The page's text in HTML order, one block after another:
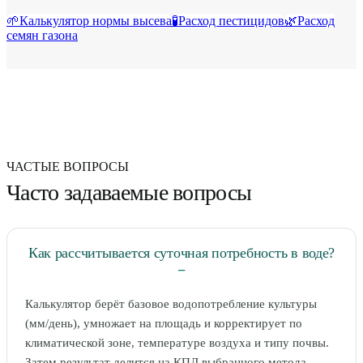
🌱Калькулятор нормы высева🧪Расход пестицидов🌿Расход
семян газона
ЧАСТЫЕ ВОПРОСЫ
Часто задаваемые вопросы
Как рассчитывается суточная потребность в воде?
−
Калькулятор берёт базовое водопотребление культуры
(мм/день), умножает на площадь и корректирует по
климатической зоне, температуре воздуха и типу почвы.